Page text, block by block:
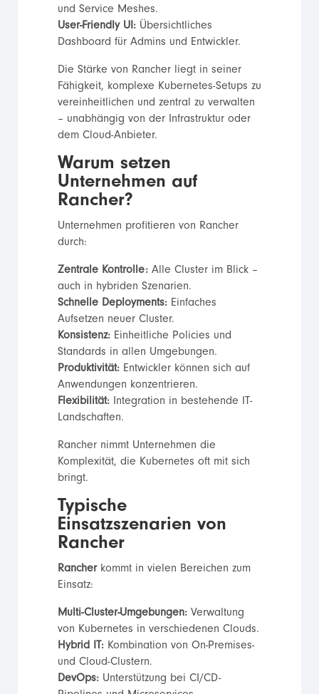
und Service Meshes.
User-Friendly UI:Übersichtliches
Dashboard für Admins und Entwickler.
Die Stärke von Rancher liegt in seiner
Fähigkeit, komplexe Kubernetes-Setups zu
vereinheitlichen und zentral zu verwalten
– unabhängig von der Infrastruktur oder
dem Cloud-Anbieter.
Warum setzen
Unternehmen auf
Rancher?
Unternehmen profitieren von Rancher
durch:
Zentrale Kontrolle:Alle Cluster im Blick –
auch in hybriden Szenarien.
Schnelle Deployments:Einfaches
Aufsetzen neuer Cluster.
Konsistenz:Einheitliche Policies und
Standards in allen Umgebungen.
Produktivität:Entwickler können sich auf
Anwendungen konzentrieren.
Flexibilität:Integration in bestehende IT-
Landschaften.
Rancher nimmt Unternehmen die
Komplexität, die Kubernetes oft mit sich
bringt.
Typische
Einsatzszenarien von
Rancher
Rancherkommt in vielen Bereichen zum
Einsatz:
Multi-Cluster-Umgebungen:Verwaltung
von Kubernetes in verschiedenen Clouds.
Hybrid IT:Kombination von On-Premises-
und Cloud-Clustern.
DevOps:Unterstützung bei CI/CD-